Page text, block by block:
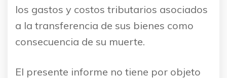
los gastos y costos tributarios asociados
a la transferencia de sus bienes como
consecuencia de su muerte.
El presente informe no tiene por objeto